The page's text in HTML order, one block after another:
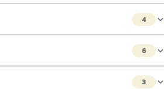
4
6
3